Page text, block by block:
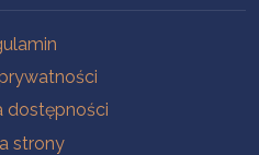
dostępności
strony